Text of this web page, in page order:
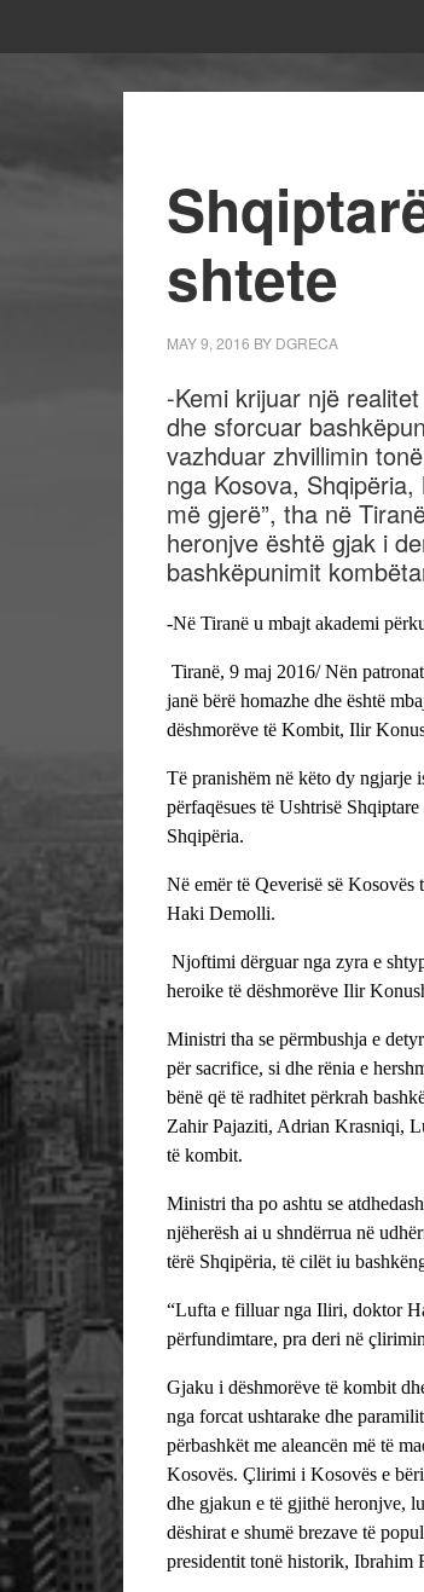
shtete
MAY 9, 2016 BY DGRECA
-Kemi krijuar një
dhe sforcuar
vazhduar zhvillimin
nga Kosova,
më gjerë”, tha në
heronjve është gjak i
bashkëpunimit
-Në Tiranë u mbajt akademi
Tiranë, 9 maj 2016/ Nën
janë bërë homazhe dhe është
dëshmorëve të Kombit, Ilir
Të pranishëm në këto dy ngjarje
përfaqësues të Ushtrisë
Shqipëria.
Në emër të Qeverisë së
Haki Demolli.
Njoftimi dërguar nga zyra e
heroike të dëshmorëve Ilir
Ministri tha se përmbushja e
për sacrifice, si dhe rënia e
bënë që të radhitet përkrah
Zahir Pajaziti, Adrian Krasniqi,
të kombit.
Ministri tha po ashtu se
njëherësh ai u shndërrua në
tërë Shqipëria, të cilët iu
“Lufta e filluar nga Iliri, doktor
përfundimtare, pra deri në
Gjaku i dëshmorëve të kombit
nga forcat ushtarake dhe
përbashkët me aleancën më të
Kosovës. Çlirimi i Kosovës e
dhe gjakun e të gjithë heronjve,
dëshirat e shumë brezave të
presidentit tonë historik, Ibrahim